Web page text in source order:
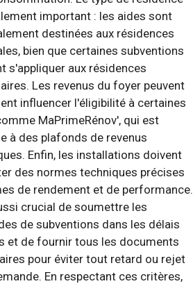
important : les aides sont
destinées aux résidences
bien que certaines subventions
s'appliquer aux résidences
Les revenus du foyer peuvent
influencer l'éligibilité à certaines
MaPrimeRénov', qui est
à des plafonds de revenus
Enfin, les installations doivent
des normes techniques précises
de rendement et de performance.
crucial de soumettre les
de subventions dans les délais
et de fournir tous les documents
pour éviter tout retard ou rejet
En respectant ces critères,